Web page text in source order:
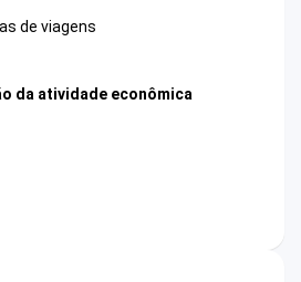
de viagens
da atividade econômica